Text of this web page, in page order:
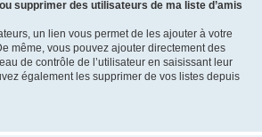
supprimer des utilisateurs de ma liste d’amis
un lien vous permet de les ajouter à votre
même, vous pouvez ajouter directement des
de contrôle de l’utilisateur en saisissant leur
également les supprimer de vos listes depuis